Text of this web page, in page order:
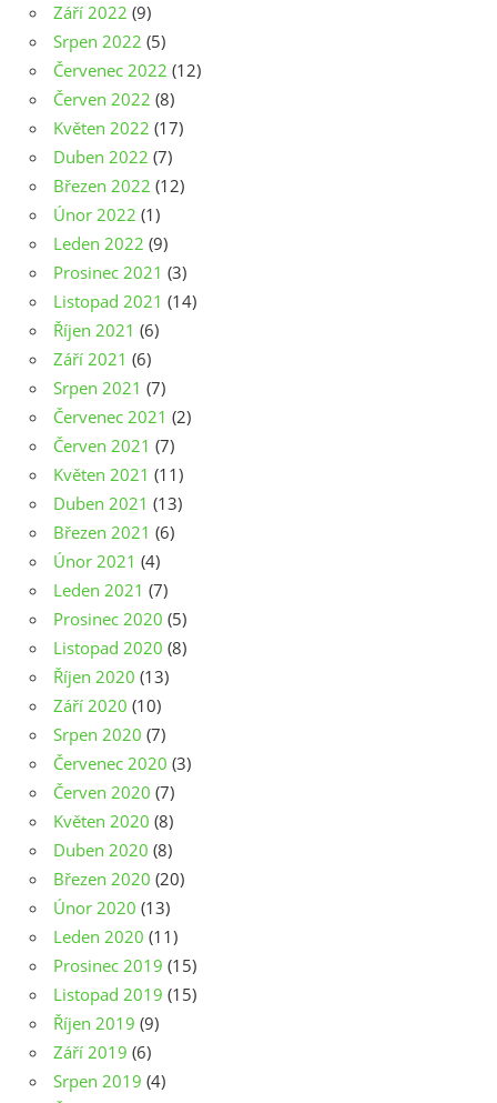
Září 2022 (9)
Srpen 2022 (5)
Červenec 2022 (12)
Červen 2022 (8)
Květen 2022 (17)
Duben 2022 (7)
Březen 2022 (12)
Únor 2022 (1)
Leden 2022 (9)
Prosinec 2021 (3)
Listopad 2021 (14)
Říjen 2021 (6)
Září 2021 (6)
Srpen 2021 (7)
Červenec 2021 (2)
Červen 2021 (7)
Květen 2021 (11)
Duben 2021 (13)
Březen 2021 (6)
Únor 2021 (4)
Leden 2021 (7)
Prosinec 2020 (5)
Listopad 2020 (8)
Říjen 2020 (13)
Září 2020 (10)
Srpen 2020 (7)
Červenec 2020 (3)
Červen 2020 (7)
Květen 2020 (8)
Duben 2020 (8)
Březen 2020 (20)
Únor 2020 (13)
Leden 2020 (11)
Prosinec 2019 (15)
Listopad 2019 (15)
Říjen 2019 (9)
Září 2019 (6)
Srpen 2019 (4)